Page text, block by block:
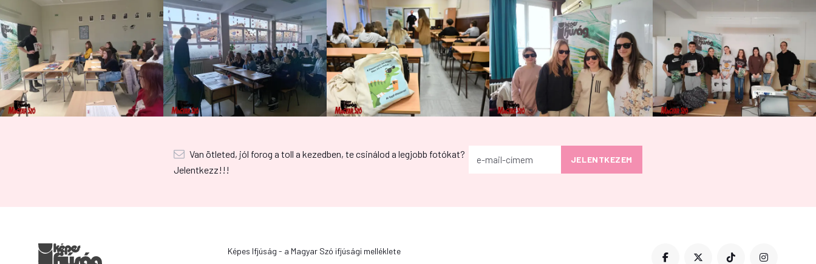
Van ötleted, jól forog a toll a kezedben, te csinálod a legjobb fotókat?
Jelentkezz!!!
Képes Ifjúság - a Magyar Szó ifjúsági melléklete